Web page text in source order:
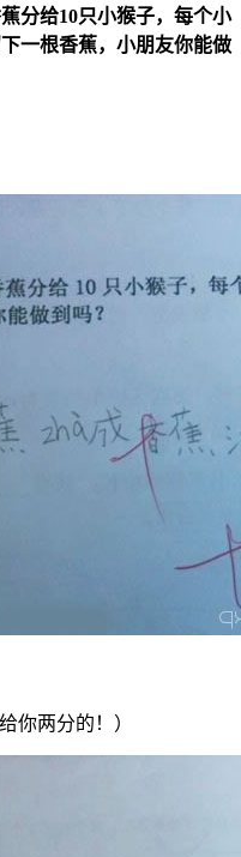
分给10只小猴子，每个小
一根香蕉，小朋友你能做
你两分的！）